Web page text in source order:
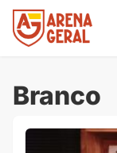
Branco